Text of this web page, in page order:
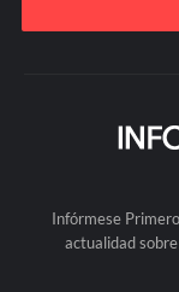
Infórmese
actualidad